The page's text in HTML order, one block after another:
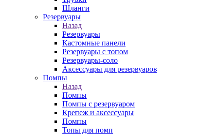
Шланги
Резервуары
Назад
Резервуары
Кастомные панели
Резервуары с топом
Резервуары-соло
Аксессуары для резервуаров
Помпы
Назад
Помпы
Помпы с резервуаром
Крепеж и аксессуары
Помпы
Топы для помп